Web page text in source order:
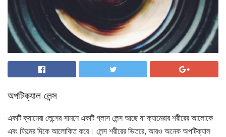
অপটিক্যাল লেন্স
একটি ক্যামেরা লেন্সের সামনে একটি গ্লাস লেন্স আছে যা ক্যামেরার শরীরের আলোকে
এবং ফিল্মের দিকে আলোকিত করে। লেন্স শরীরের ভিতরে, আরও অনেক অপটিক্যাল